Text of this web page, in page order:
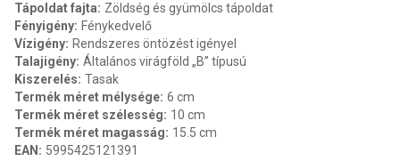
Tápoldat fajta: Zöldség és gyümölcs tápoldat
Fényigény: Fénykedvelő
Vízigény: Rendszeres öntözést igényel
Talajigény: Általános virágföld „B” típusú
Kiszerelés: Tasak
Termék méret mélysége: 6 cm
Termék méret szélesség: 10 cm
Termék méret magasság: 15.5 cm
EAN : 5995425121391